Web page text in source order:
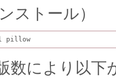
ストール）
pillow
数により以下